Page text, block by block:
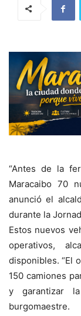
“Antes de la
Maracaibo 70
anunció el
durante la
Estos nuevos
operativos,
disponibles. “El
150 camiones
y garantizar
burgomaestre.